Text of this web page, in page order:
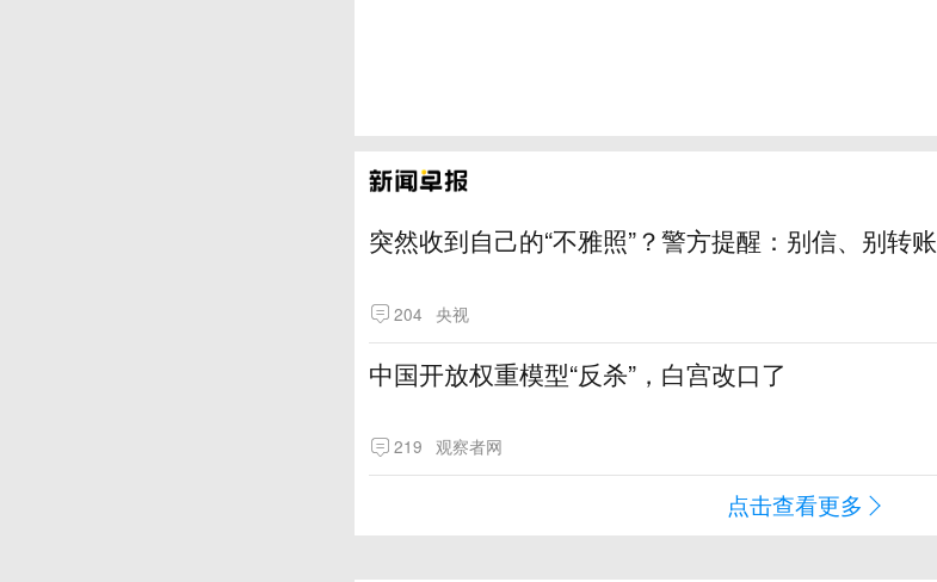
突然收到自己的“不雅照”？警方提醒：别信、别转账
204 央视
中国开放权重模型“反杀”，白宫改口了
219 观察者网
点击查看更多